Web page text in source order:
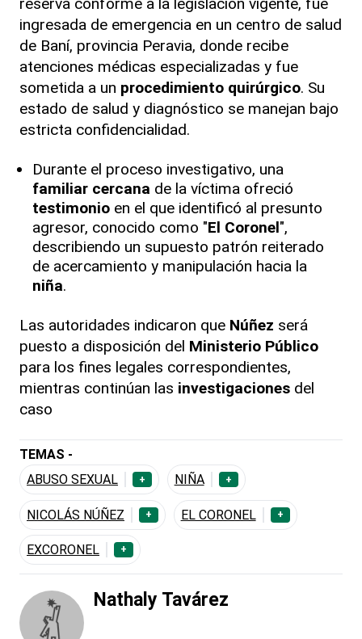
ingresada de emergencia en un centro de salud
de Baní, provincia Peravia, donde recibe
atenciones médicas especializadas y fue
sometida a un procedimiento quirúrgico. Su
estado de salud y diagnóstico se manejan bajo
estricta confidencialidad.
Durante el proceso investigativo, una
familiar cercana de la víctima ofreció
testimonio en el que identificó al presunto
agresor, conocido como "El Coronel",
describiendo un supuesto patrón reiterado
de acercamiento y manipulación hacia la
niña.
Las autoridades indicaron que Núñez será
puesto a disposición del Ministerio Público
para los fines legales correspondientes,
mientras continúan las investigaciones del
caso
TEMAS -
ABUSO SEXUAL
+ NIÑA +
NICOLÁS NÚÑEZ + EL CORONEL +
EXCORONEL +
Nathaly Tavárez